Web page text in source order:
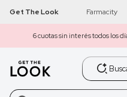
Get The Look Farmacity
6 cuotas sin interés todos los
Buscar
1 get the look